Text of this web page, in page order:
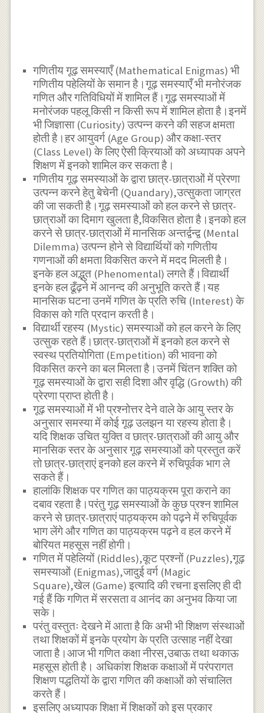
गणितीय गूढ़ समस्याएँ (Mathematical Enigmas) भी
गणितीय पहेलियों के समान है।गूढ़ समस्याएँ भी मनोरंजक
गणित और गतिविधियों में शामिल हैं।गूढ़ समस्याओं में
मनोरंजक पहलू किसी न किसी रूप में शामिल होता है।इनमें
भी जिज्ञासा (Curiosity) उत्पन्न करने की सहज क्षमता
होती है।हर आयुवर्ग (Age Group) और कक्षा-स्तर
(Class Level) के लिए ऐसी क्रियाओं को अध्यापक अपने
शिक्षण में इनको शामिल कर सकता है।
गणितीय गूढ़ समस्याओं के द्वारा छात्र-छात्राओं में प्रेरणा
उत्पन्न करने हेतु बेचेनी (Quandary),उत्सुकता जाग्रत
की जा सकती है।गूढ़ समस्याओं को हल करने से छात्र-
छात्राओं का दिमाग खुलता है,विकसित होता है।इनको हल
करने से छात्र-छात्राओं में मानसिक अन्तर्द्वन्द्व (Mental
Dilemma) उत्पन्न होने से विद्यार्थियों को गणितीय
गणनाओं की क्षमता विकसित करने में मदद मिलती है।
इनके हल अद्भुत (Phenomental) लगते हैं।विद्यार्थी
इनके हल ढूँढ़ने में आनन्द की अनुभूति करते हैं।यह
मानसिक घटना उनमें गणित के प्रति रुचि (Interest) के
विकास को गति प्रदान करती है।
विद्यार्थी रहस्य (Mystic) समस्याओं को हल करने के लिए
उत्सुक रहते हैं।छात्र-छात्राओं में इनको हल करने से
स्वस्थ प्रतियोगिता (Empetition) की भावना को
विकसित करने का बल मिलता है।उनमें चिंतन शक्ति को
गूढ़ समस्याओं के द्वारा सही दिशा और वृद्धि (Growth) की
प्रेरणा प्राप्त होती है।
गूढ़ समस्याओं में भी प्रश्नोत्तर देने वाले के आयु स्तर के
अनुसार समस्या में कोई गूढ़ उलझन या रहस्य होता है।
यदि शिक्षक उचित युक्ति व छात्र-छात्राओं की आयु और
मानसिक स्तर के अनुसार गूढ़ समस्याओं को प्रस्तुत करें
तो छात्र-छात्राएं इनको हल करने में रुचिपूर्वक भाग ले
सकते हैं।
हालांकि शिक्षक पर गणित का पाठ्यक्रम पूरा कराने का
दबाव रहता है।परंतु गूढ़ समस्याओं के कुछ प्रश्न शामिल
करने से छात्र-छात्राएं पाठ्यक्रम को पढ़ने में रुचिपूर्वक
भाग लेंगे और गणित का पाठ्यक्रम पढ़ने व हल करने में
बोरियत महसूस नहीं होगी।
गणित में पहेलियों (Riddles),कूट प्रश्नों (Puzzles),गूढ़
समस्याओं (Enigmas),जादुई वर्ग (Magic
Square),खेल (Game) इत्यादि की रचना इसलिए ही दी
गई हैं कि गणित में सरसता व आनंद का अनुभव किया जा
सके।
परंतु वस्तुतः देखने में आता है कि अभी भी शिक्षण संस्थाओं
तथा शिक्षकों में इनके प्रयोग के प्रति उत्साह नहीं देखा
जाता है।आज भी गणित कक्षा नीरस,उबाऊ तथा थकाऊ
महसूस होती है। अधिकांश शिक्षक कक्षाओं में परंपरागत
शिक्षण पद्धतियों के द्वारा गणित की कक्षाओं को संचालित
करते हैं।
इसलिए अध्यापक शिक्षा में शिक्षकों को इस प्रकार